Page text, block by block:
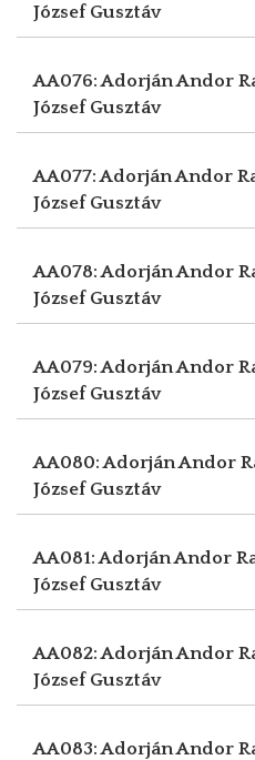
József Gusztáv
AA076: Adorján Andor
József Gusztáv
AA077: Adorján Andor
József Gusztáv
AA078: Adorján Andor
József Gusztáv
AA079: Adorján Andor
József Gusztáv
AA080: Adorján Andor
József Gusztáv
AA081: Adorján Andor
József Gusztáv
AA082: Adorján Andor
József Gusztáv
AA083: Adorján Andor